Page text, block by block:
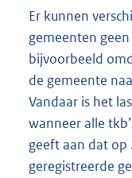
Er kunnen
gemeenten
bijvoorbeeld
de gemeente
Vandaar is het
wanneer alle
geeft aan dat op
geregistreerde